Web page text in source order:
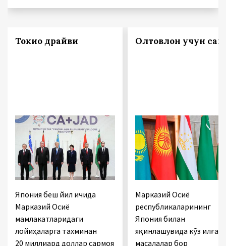
Токио драйви
Япония беш йил ичида
Марказий Осиё
мамлакатларидаги
лойиҳаларга тахминан
20 миллиард доллар сармоя
Олтовлон учун
Марказий Осиё
республикаларининг
Япония билан
яқинлашувида кўз
масалалар бор